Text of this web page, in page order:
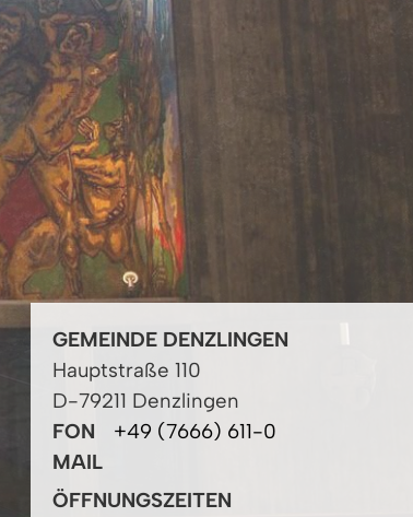
GEMEINDE DENZLINGEN
Hauptstraße 110
D-79211 Denzlingen
FON
+49 (7666) 611-0
MAIL
ÖFFNUNGSZEITEN